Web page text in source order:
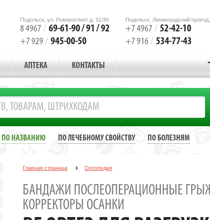
Подольск, ул. Ревпроспект д. 31/30
8 4967 / 69-61-90 / 91 / 92
+7 929 / 945-00-50
Подольск, Ленинградский
+7 4967 / 52-42-10
+7 916 / 534-77-43
АПТЕКА КОНТАКТЫ
ПО НАЗВАНИЮ ПО ЛЕЧЕБНОМУ СВОЙСТВУ ПО БОЛЕЗНЯМ
Главная страница Ортопедия
BF ОРТЕЗ ДЛЯ РАЗГРУЗКИ НИЖЕГРУД. И ПОЯСНИЧ. ОТДЕЛОВ
АРТ.SECUTEC DORSO / Р.4 (Ортопедия)
БАНДАЖИ ПОСЛЕОПЕРАЦИОННЫЕ
КОРРЕКТОРЫ ОСАНКИ